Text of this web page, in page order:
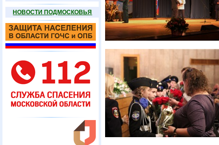
НОВОСТИ ПОДМОСКОВЬЯ